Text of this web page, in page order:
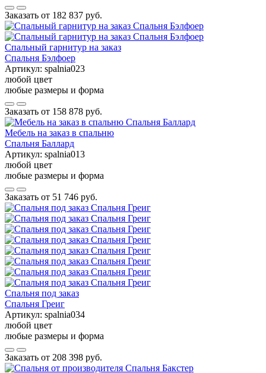
Заказать от 182 837 руб.
Спальный гарнитур на заказ
Спальня Бэлфоер
Артикул: spalnia023
любой цвет
любые размеры и форма
Заказать от 158 878 руб.
Мебель на заказ в спальню
Спальня Баллард
Артикул: spalnia013
любой цвет
любые размеры и форма
Заказать от 51 746 руб.
Спальня под заказ
Спальня Греиг
Артикул: spalnia034
любой цвет
любые размеры и форма
Заказать от 208 398 руб.